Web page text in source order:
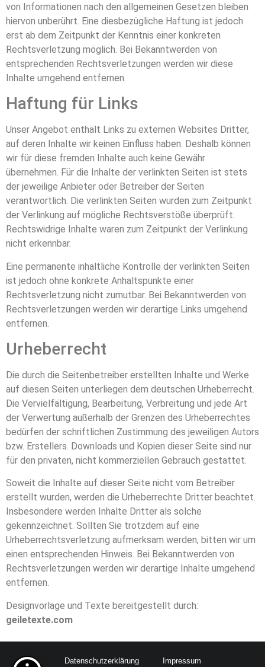
von Informationen nach den allgemeinen Gesetzen bleiben
hiervon unberührt. Eine diesbezügliche Haftung ist jedoch
erst ab dem Zeitpunkt der Kenntnis einer konkreten
Rechtsverletzung möglich. Bei Bekanntwerden von
entsprechenden Rechtsverletzungen werden wir diese
Inhalte umgehend entfernen.
Haftung für Links
Unser Angebot enthält Links zu externen Websites Dritter,
auf deren Inhalte wir keinen Einfluss haben. Deshalb können
wir für diese fremden Inhalte auch keine Gewähr
übernehmen. Für die Inhalte der verlinkten Seiten ist stets
der jeweilige Anbieter oder Betreiber der Seiten
verantwortlich. Die verlinkten Seiten wurden zum Zeitpunkt
der Verlinkung auf mögliche Rechtsverstöße überprüft.
Rechtswidrige Inhalte waren zum Zeitpunkt der Verlinkung
nicht erkennbar.
Eine permanente inhaltliche Kontrolle der verlinkten Seiten
ist jedoch ohne konkrete Anhaltspunkte einer
Rechtsverletzung nicht zumutbar. Bei Bekanntwerden von
Rechtsverletzungen werden wir derartige Links umgehend
entfernen.
Urheberrecht
Die durch die Seitenbetreiber erstellten Inhalte und Werke
auf diesen Seiten unterliegen dem deutschen Urheberrecht.
Die Vervielfältigung, Bearbeitung, Verbreitung und jede Art
der Verwertung außerhalb der Grenzen des Urheberrechtes
bedürfen der schriftlichen Zustimmung des jeweiligen Autors
bzw. Erstellers. Downloads und Kopien dieser Seite sind nur
für den privaten, nicht kommerziellen Gebrauch gestattet.
Soweit die Inhalte auf dieser Seite nicht vom Betreiber
erstellt wurden, werden die Urheberrechte Dritter beachtet.
Insbesondere werden Inhalte Dritter als solche
gekennzeichnet. Sollten Sie trotzdem auf eine
Urheberrechtsverletzung aufmerksam werden, bitten wir um
einen entsprechenden Hinweis. Bei Bekanntwerden von
Rechtsverletzungen werden wir derartige Inhalte umgehend
entfernen.
Designvorlage und Texte bereitgestellt durch:
geiletexte.com
Datenschutzerklärung Impressum